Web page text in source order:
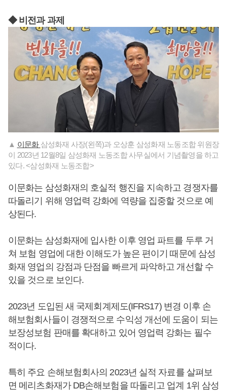
◆ 비전과 과제
▲ 이문화 삼성화재 사장(왼쪽)과 오상훈 삼성화재 노동조합 위원장
이 2023년 12월8일 삼성화재 노동조합 사무실에서 기념촬영을 하고
있다. <삼성화재 노동조합>
이문화는 삼성화재의 호실적 행진을 지속하고 경쟁자를
따돌리기 위해 영업력 강화에 역량을 집중할 것으로 예
상된다.
이문화는 삼성화재에 입사한 이후 영업 파트를 두루 거
쳐 보험 영업에 대한 이해도가 높은 편이기 때문에 삼성
화재 영업의 강점과 단점을 빠르게 파악하고 개선할 수
있을 것으로 보인다.
2023년 도입된 새 국제회계제도(IFRS17) 변경 이후 손
해보험회사들이 경쟁적으로 수익성 개선에 도움이 되는
보장성보험 판매를 확대하고 있어 영업력 강화는 필수
적이다.
특히 주요 손해보험회사의 2023년 실적 자료를 살펴보
면 메리츠화재가 DB손해보험을 따돌리고 업계 1위 삼성